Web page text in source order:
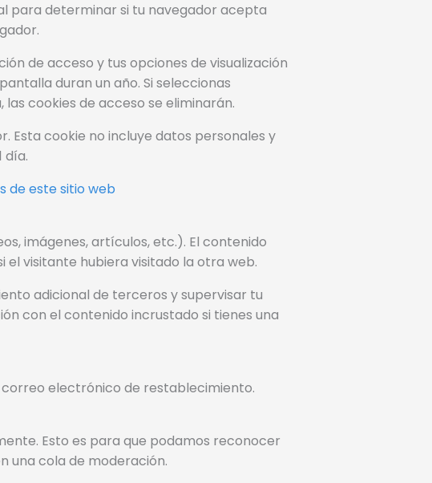
para determinar si tu navegador acepta
de acceso y tus opciones de visualización
duran un año. Si seleccionas
cookies de acceso se eliminarán.
Esta cookie no incluye datos personales y
día.
de este sitio web
imágenes, artículos, etc.). El contenido
visitante hubiera visitado la otra web.
adicional de terceros y supervisar tu
con el contenido incrustado si tienes una
correo electrónico de restablecimiento.
Esto es para que podamos reconocer
una cola de moderación.